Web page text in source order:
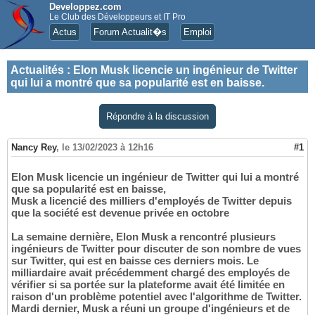
Developpez.com
Le Club des Développeurs et IT Pro
Actus Forum Actualit�s Emploi
Actualités : Elon Musk licencie un ingénieur de Twitter
qui lui a montré que sa popularité est en baisse.
Répondre à la discussion
Nancy Rey, le 13/02/2023 à 12h16 #1
Elon Musk licencie un ingénieur de Twitter qui lui a montré
que sa popularité est en baisse,
Musk a licencié des milliers d'employés de Twitter depuis
que la société est devenue privée en octobre
La semaine dernière, Elon Musk a rencontré plusieurs
ingénieurs de Twitter pour discuter de son nombre de vues
sur Twitter, qui est en baisse ces derniers mois. Le
milliardaire avait précédemment chargé des employés de
vérifier si sa portée sur la plateforme avait été limitée en
raison d'un problème potentiel avec l'algorithme de Twitter.
Mardi dernier, Musk a réuni un groupe d'ingénieurs et de